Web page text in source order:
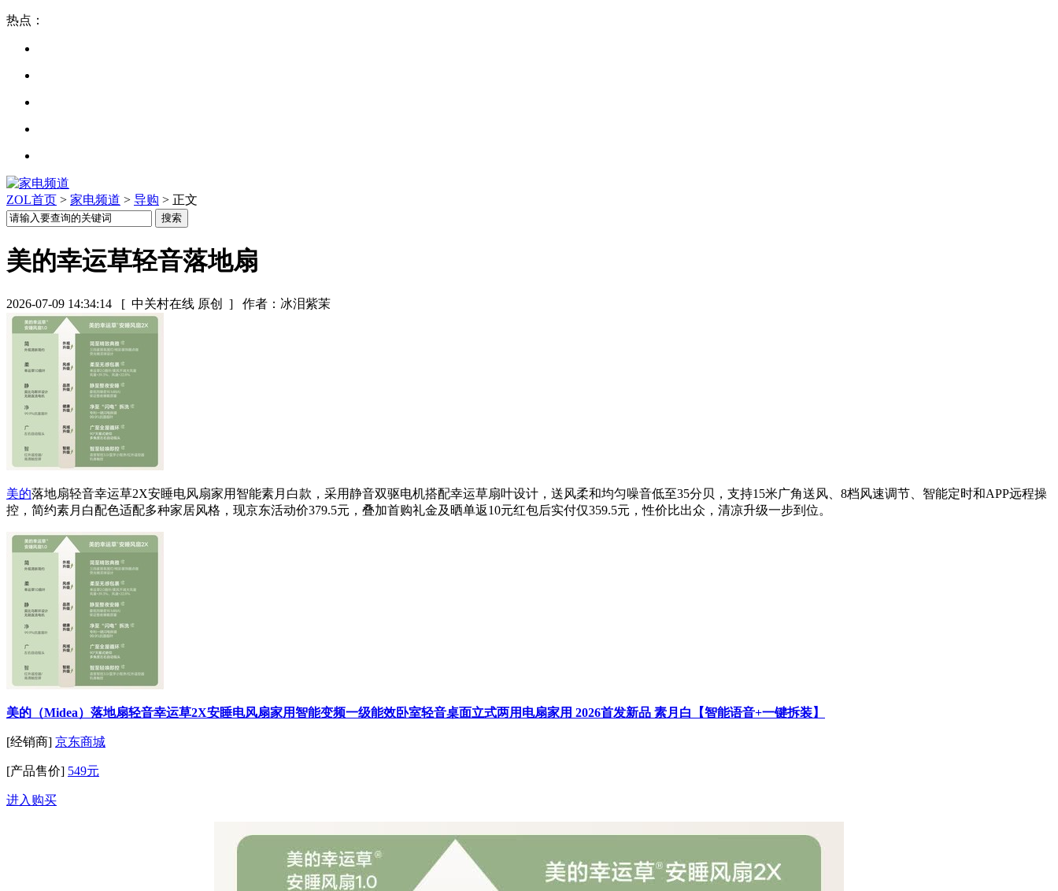
热点：
ZOL首页 > 家电频道 > 导购 > 正文
美的幸运草轻音落地扇
2026-07-09 14:34:14 [ 中关村在线 原创 ] 作者：冰泪紫茉
美的落地扇轻音幸运草2X安睡电风扇家用智能素月白款，采用静音双驱电机搭配幸运草扇叶设计，送风柔和均匀噪音低至35分贝，支持15米广角送风、8档风速调节、智能定时和APP远程操
控，简约素月白配色适配多种家居风格，现京东活动价379.5元，叠加首购礼金及晒单返10元红包后实付仅359.5元，性价比出众，清凉升级一步到位。
美的（Midea）落地扇轻音幸运草2X安睡电风扇家用智能变频一级能效卧室轻音桌面立式两用电扇家用 2026首发新品 素月白【智能语音+一键拆装】
[经销商] 京东商城
[产品售价] 549元
进入购买